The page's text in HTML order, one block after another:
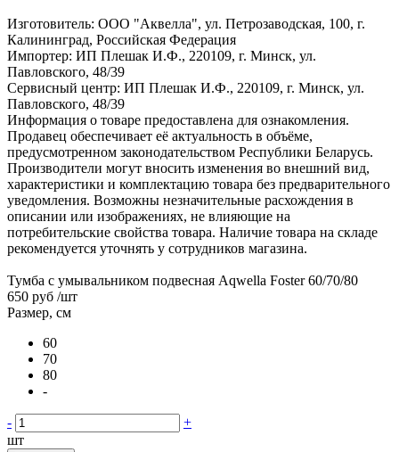
Изготовитель: ООО "Аквелла", ул. Петрозаводская, 100, г.
Калининград, Российская Федерация
Импортер: ИП Плешак И.Ф., 220109, г. Минск, ул.
Павловского, 48/39
Сервисный центр: ИП Плешак И.Ф., 220109, г. Минск, ул.
Павловского, 48/39
Информация о товаре предоставлена для ознакомления.
Продавец обеспечивает её актуальность в объёме,
предусмотренном законодательством Республики Беларусь.
Производители могут вносить изменения во внешний вид,
характеристики и комплектацию товара без предварительного
уведомления. Возможны незначительные расхождения в
описании или изображениях, не влияющие на
потребительские свойства товара. Наличие товара на складе
рекомендуется уточнять у сотрудников магазина.
Тумба с умывальником подвесная Aqwella Foster 60/70/80
650 руб /шт
Размер, см
60
70
80
-
-
+
шт